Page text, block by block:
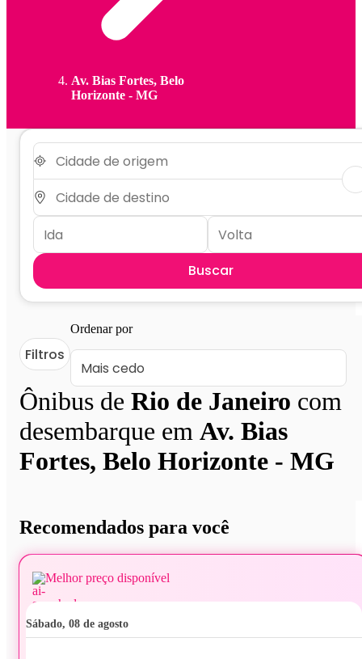
Av. Bias Fortes, Belo
Horizonte - MG
Buscar
Ônibus de Rio de Janeiro com
desembarque em Av. Bias
Fortes, Belo Horizonte - MG
Filtros
Ordenar por
Recomendados para você
Melhor preço disponível
sábado, 08 de agosto